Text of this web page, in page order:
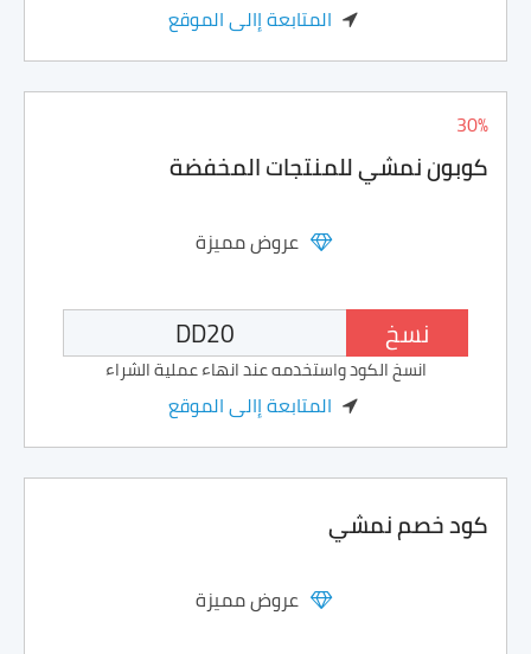
المتابعة إالى الموقع
30%
كوبون نمشي للمنتجات المخفضة
عروض مميزة
نسخ
انسخ الكود واستخدمه عند انهاء عملية الشراء
المتابعة إالى الموقع
كود خصم نمشي
عروض مميزة